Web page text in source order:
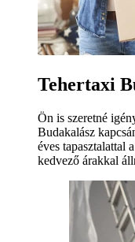
Tehertaxi
Ön is szeretné
Budakalász
éves tapasztalattal
kedvező árakkal